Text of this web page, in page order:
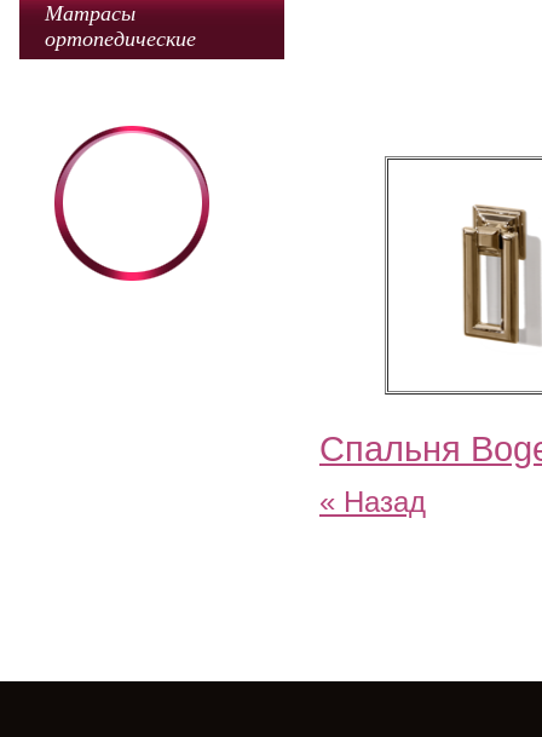
Матрасы
ортопедические
Спальня
« Назад